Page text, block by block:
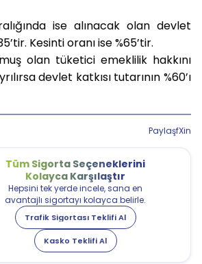
ise alınacak olan devlet
Kesinti oranı ise %65’tir.
olan tüketici emeklilik hakkını
devlet katkısı tutarının %60’ı
PaylaşfXin
Tüm Sigorta Seçeneklerini
Kolayca Karşılaştır
Hepsini tek yerde incele, sana en
avantajlı sigortayı kolayca belirle.
Trafik Sigortası Teklifi Al
Kasko Teklifi Al